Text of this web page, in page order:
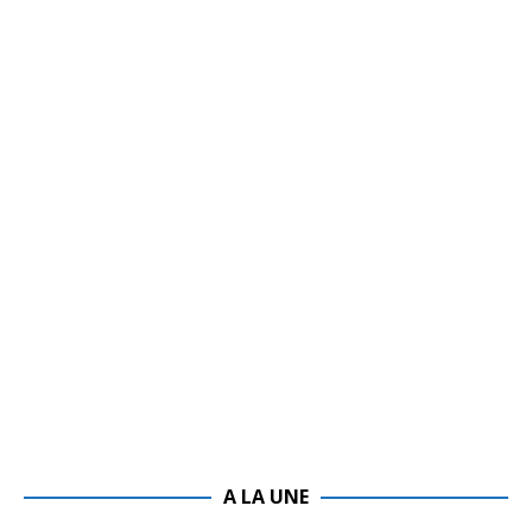
A LA UNE